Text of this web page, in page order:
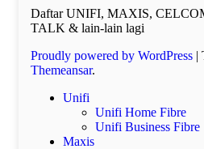
Daftar UNIFI, MAXIS,
TALK & lain-lain lagi
Proudly powered by WordPress |
Themeansar.
Unifi
Unifi Home Fibre
Unifi Business Fibre
Maxis